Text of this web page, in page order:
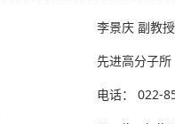
李景庆 副教授
先进高分子所
电话： 022-